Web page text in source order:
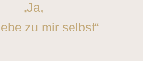
„Ja,
zu mir selbst“